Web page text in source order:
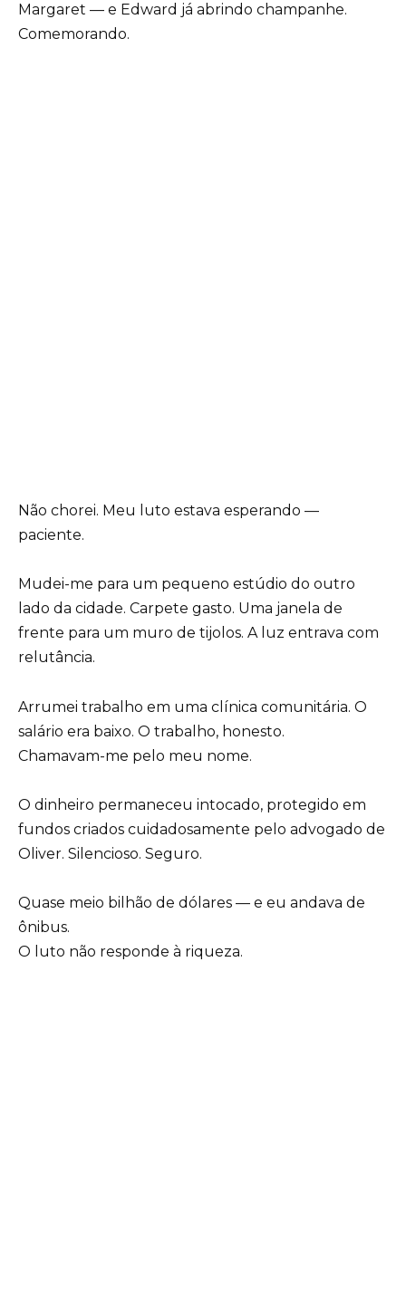
Margaret — e Edward já abrindo champanhe.
Comemorando.
Não chorei. Meu luto estava esperando —
paciente.
Mudei-me para um pequeno estúdio do outro
lado da cidade. Carpete gasto. Uma janela de
frente para um muro de tijolos. A luz entrava com
relutância.
Arrumei trabalho em uma clínica comunitária. O
salário era baixo. O trabalho, honesto.
Chamavam-me pelo meu nome.
O dinheiro permaneceu intocado, protegido em
fundos criados cuidadosamente pelo advogado de
Oliver. Silencioso. Seguro.
Quase meio bilhão de dólares — e eu andava de
ônibus.
O luto não responde à riqueza.